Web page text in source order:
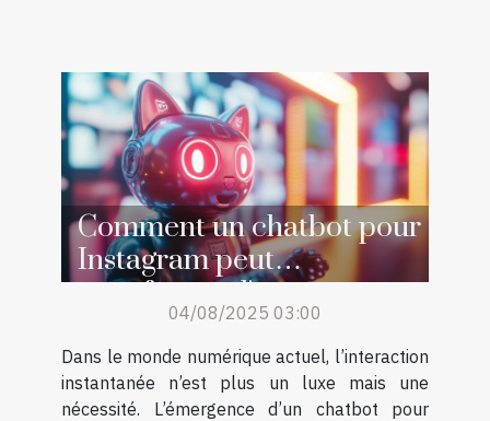
Comment un chatbot pour
Instagram peut
transformer l'engagement
client ?04/08/2025 03:00
Dans le monde numérique actuel, l’interaction
instantanée n’est plus un luxe mais une
nécessité. L’émergence d’un chatbot pour